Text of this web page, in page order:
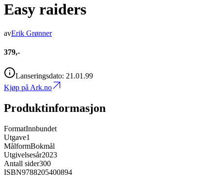
Easy raiders
avErik Grønner
379,-
Lanseringsdato: 21.01.99
Kjøp på Ark.no
Produktinformasjon
FormatInnbundet
Utgave1
MålformBokmål
Utgivelsesår2023
Antall sider300
ISBN9788205400894